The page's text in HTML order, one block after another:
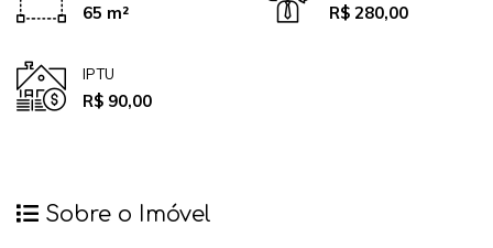
65 m² R$ 280,00
IPTU
R$ 90,00
Sobre o Imóvel